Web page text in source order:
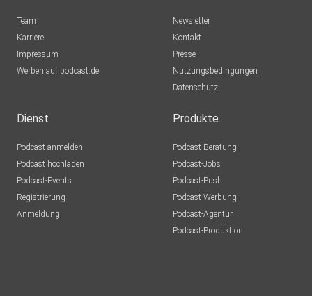
Team
Karriere
Impressum
Werben auf podcast.de
Newsletter
Kontakt
Presse
Nutzungsbedingungen
Datenschutz
Dienst
Podcast anmelden
Podcast hochladen
Podcast-Events
Registrierung
Anmeldung
Produkte
Podcast-Beratung
Podcast-Jobs
Podcast-Push
Podcast-Werbung
Podcast-Agentur
Podcast-Produktion